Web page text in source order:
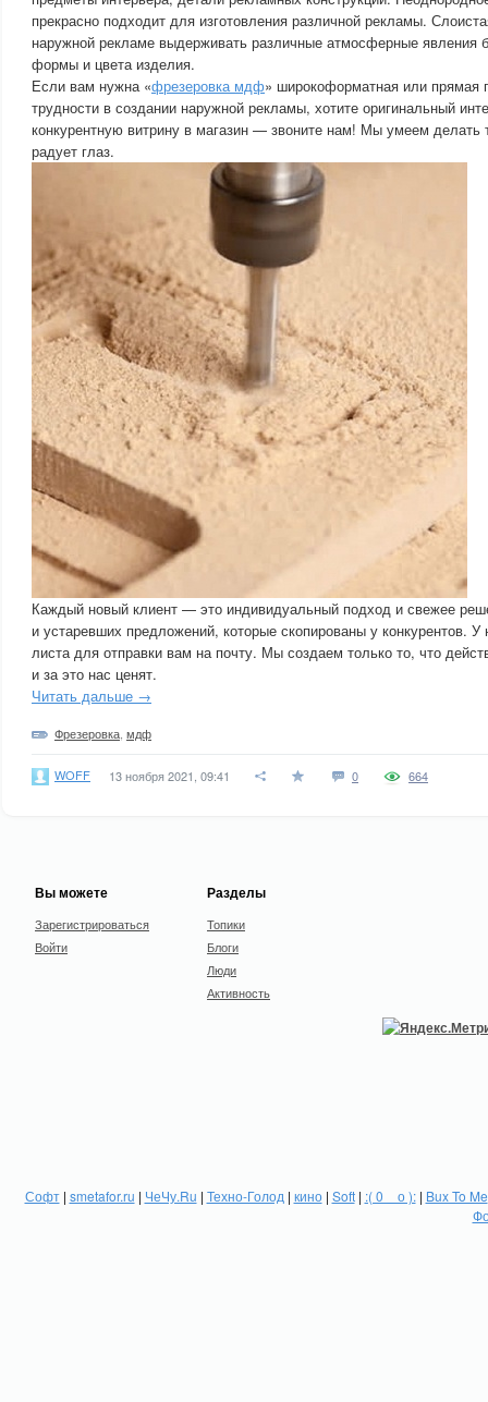
прекрасно подходит для изготовления различной рекламы.
наружной рекламе выдерживать различные атмосферные явления
формы и цвета изделия.
Если вам нужна «фрезеровка мдф» широкоформатная или прямая
трудности в создании наружной рекламы, хотите оригинальный
конкурентную витрину в магазин — звоните нам! Мы умеем делать
радует глаз.
Каждый новый клиент — это индивидуальный подход и свежее
и устаревших предложений, которые скопированы у конкурентов. У
листа для отправки вам на почту. Мы создаем только то, что
и за это нас ценят.
Читать дальше →
Фрезеровка мдф
WOFF 13 ноября 2021, 09:41 0 664
Вы можете
Зарегистрироваться
Войти
Разделы
Топики
Блоги
Люди
Активность
Софт| smetafor.ru | ЧеЧу.Ru | Техно-Голод | кино| Soft| :( 0 _ о ):| Bux To Me